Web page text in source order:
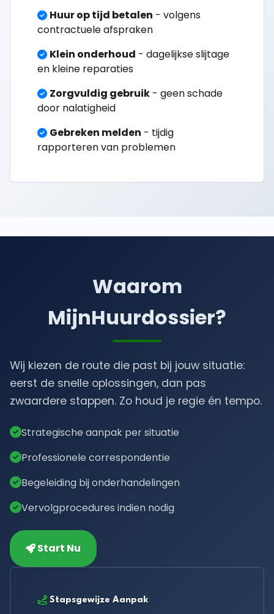
Huur op tijd betalen - volgens
contractuele afspraken
Klein onderhoud - dagelijkse slijtage
en kleine reparaties
Zorgvuldig gebruik - geen schade
door nalatigheid
Gebreken melden - tijdig
rapporteren van problemen
Waarom
MijnHuurdossier?
Wij kiezen de route die past bij jouw situatie:
eerst de snelle oplossingen, dan pas
zwaardere stappen. Zo houd je regie én tempo.
Strategische aanpak per situatie
Professionele correspondentie
Begeleiding bij onderhandelingen
Vervolgprocedures indien nodig
Start Nu
Stapsgewijze Aanpak